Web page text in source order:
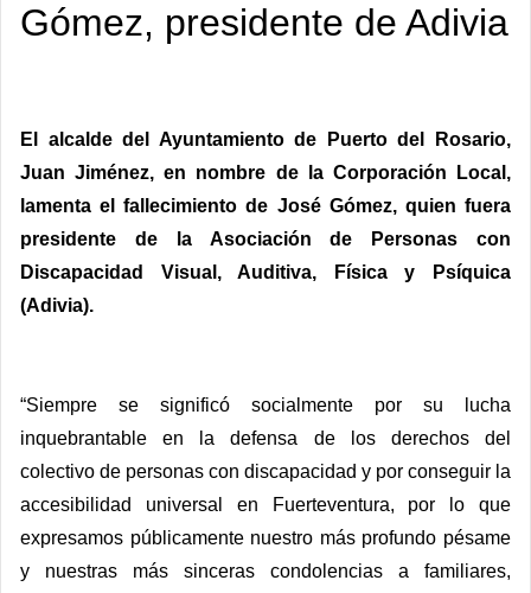
Gómez, presidente de Adivia
El alcalde del Ayuntamiento de Puerto del Rosario,
Juan Jiménez, en nombre de la Corporación Local,
lamenta el fallecimiento de José Gómez, quien fuera
presidente de la Asociación de Personas con
Discapacidad Visual, Auditiva, Física y Psíquica
(Adivia).
“Siempre se significó socialmente por su lucha
inquebrantable en la defensa de los derechos del
colectivo de personas con discapacidad y por conseguir la
accesibilidad universal en Fuerteventura, por lo que
expresamos públicamente nuestro más profundo pésame
y nuestras más sinceras condolencias a familiares,